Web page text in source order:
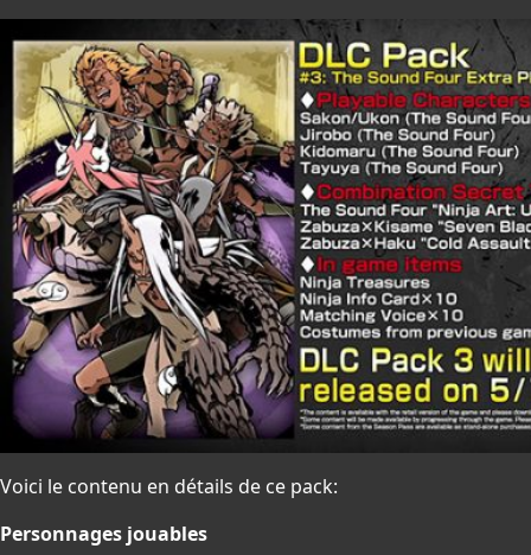
Voici le contenu en détails de ce pack:
Personnages jouables